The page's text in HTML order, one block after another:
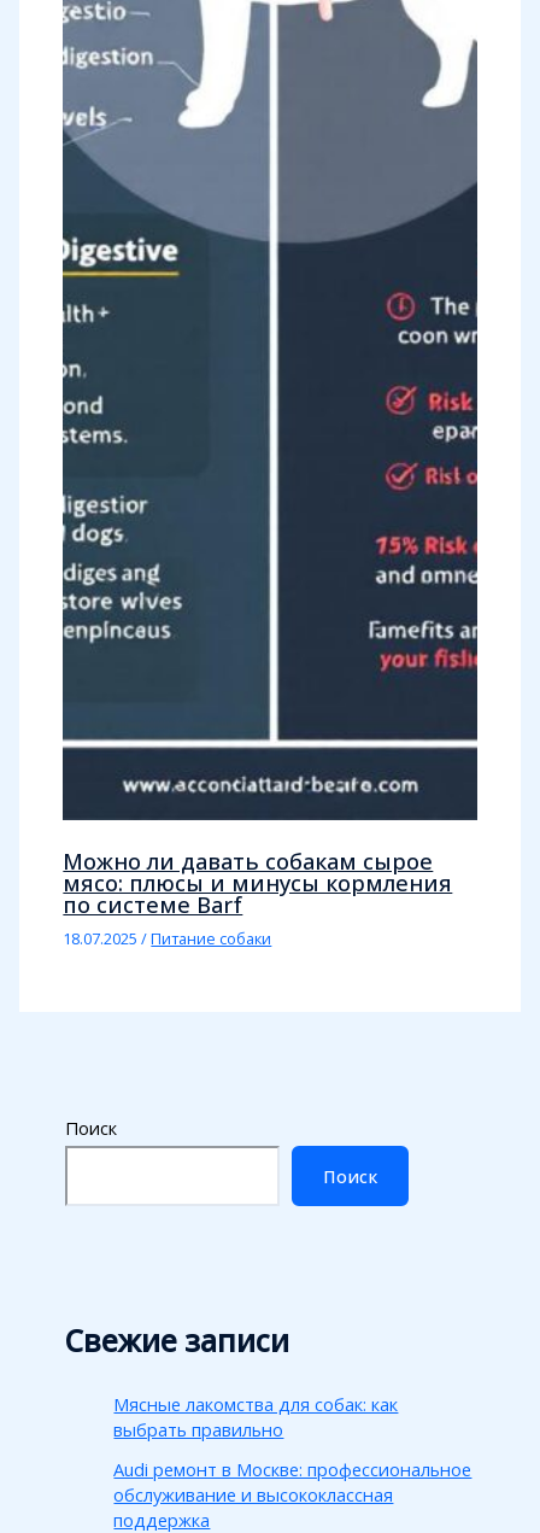
Можно ли давать собакам сырое
мясо: плюсы и минусы кормления
по системе Barf
18.07.2025/Питание собаки
Поиск
Поиск
Свежие записи
Мясные лакомства для собак: как
выбрать правильно
Audi ремонт в Москве: профессиональное
обслуживание и высококлассная
поддержка